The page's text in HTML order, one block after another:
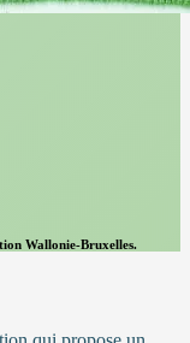
Wallonie-Bruxelles.